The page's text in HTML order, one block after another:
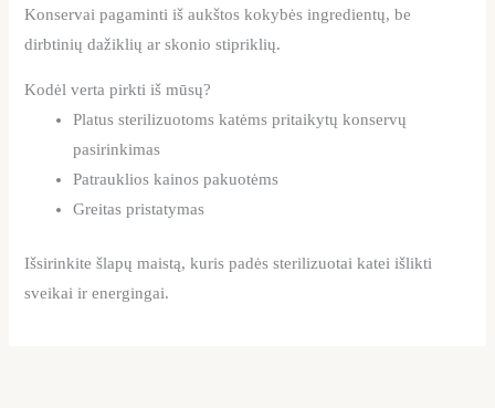
Konservai pagaminti iš aukštos kokybės ingredientų, be
dirbtinių dažiklių ar skonio stipriklių.
Kodėl verta pirkti iš mūsų?
Platus sterilizuotoms katėms pritaikytų konservų
pasirinkimas
Patrauklios kainos pakuotėms
Greitas pristatymas
Išsirinkite šlapų maistą, kuris padės sterilizuotai katei išlikti
sveikai ir energingai.